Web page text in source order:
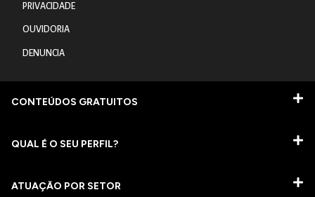
PRIVACIDADE
OUVIDORIA
DENUNCIA
CONTEÚDOS GRATUITOS
QUAL É O SEU PERFIL?
ATUAÇÃO POR SETOR